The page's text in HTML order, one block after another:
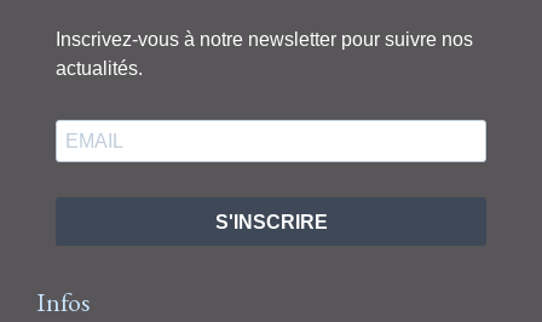
Inscrivez-vous à notre newsletter pour suivre nos
actualités.
S'INSCRIRE
Infos